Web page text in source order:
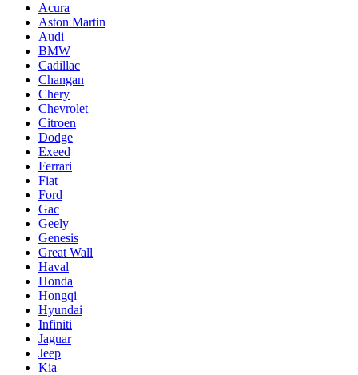
Acura
Aston Martin
Audi
BMW
Cadillac
Changan
Chery
Chevrolet
Citroen
Dodge
Exeed
Ferrari
Fiat
Ford
Gac
Geely
Genesis
Great Wall
Haval
Honda
Hongqi
Hyundai
Infiniti
Jaguar
Jeep
Kia